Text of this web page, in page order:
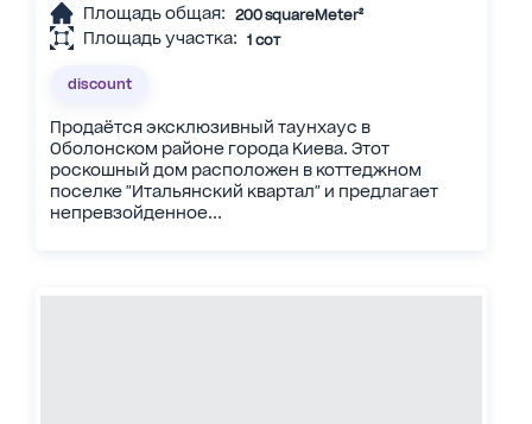
Площадь общая: 200 squareMeter²
Площадь участка: 1 сот
discount
Продаётся эксклюзивный таунхаус в
Оболонском районе города Киева. Этот
роскошный дом расположен в коттеджном
поселке "Итальянский квартал" и предлагает
непревзойденное...